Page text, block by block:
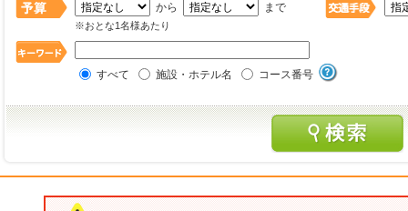
から まで
※おとな1名様あたり
すべて 施設・ホテル名 コース番号